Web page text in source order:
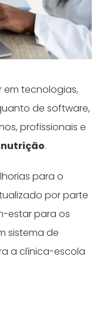
em tecnologias,
de software,
profissionais e
.
para o
por parte
estar para os
sistema de
a clínica-escola